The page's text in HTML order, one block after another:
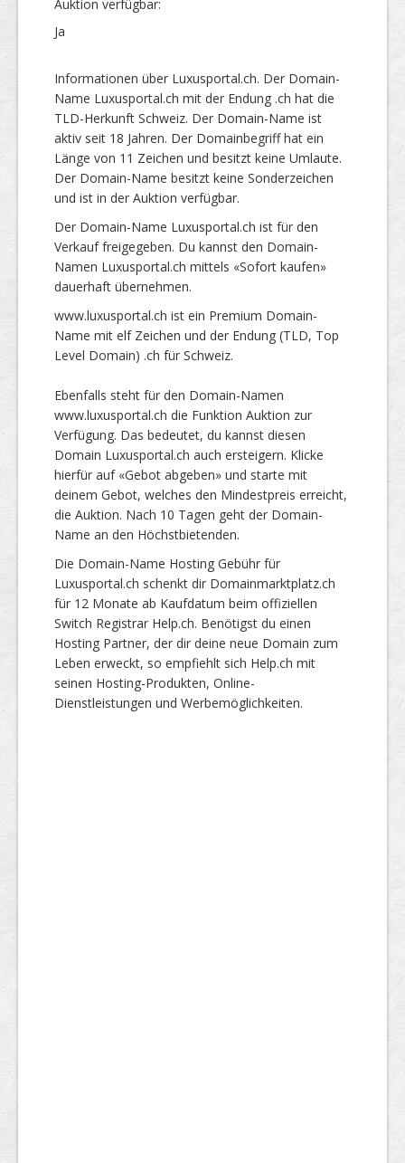
Auktion verfügbar:
Ja
Informationen über Luxusportal.ch. Der Domain-
Name Luxusportal.ch mit der Endung .ch hat die
TLD-Herkunft Schweiz. Der Domain-Name ist
aktiv seit 18 Jahren. Der Domainbegriff hat ein
Länge von 11 Zeichen und besitzt keine Umlaute.
Der Domain-Name besitzt keine Sonderzeichen
und ist in der Auktion verfügbar.
Der Domain-Name Luxusportal.ch ist für den
Verkauf freigegeben. Du kannst den Domain-
Namen Luxusportal.ch mittels «Sofort kaufen»
dauerhaft übernehmen.
www.luxusportal.ch ist ein Premium Domain-
Name mit elf Zeichen und der Endung (TLD, Top
Level Domain) .ch für Schweiz.
Ebenfalls steht für den Domain-Namen
www.luxusportal.ch die Funktion Auktion zur
Verfügung. Das bedeutet, du kannst diesen
Domain Luxusportal.ch auch ersteigern. Klicke
hierfür auf «Gebot abgeben» und starte mit
deinem Gebot, welches den Mindestpreis erreicht,
die Auktion. Nach 10 Tagen geht der Domain-
Name an den Höchstbietenden.
Die Domain-Name Hosting Gebühr für
Luxusportal.ch schenkt dir Domainmarktplatz.ch
für 12 Monate ab Kaufdatum beim offiziellen
Switch Registrar Help.ch. Benötigst du einen
Hosting Partner, der dir deine neue Domain zum
Leben erweckt, so empfiehlt sich Help.ch mit
seinen Hosting-Produkten, Online-
Dienstleistungen und Werbemöglichkeiten.